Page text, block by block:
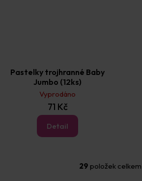
Pastelky trojhranné Baby
Jumbo (12ks)
Vyprodáno
71 Kč
Detail
O
29 položek celkem